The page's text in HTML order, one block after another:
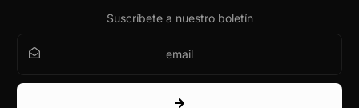
Suscríbete a nuestro boletín